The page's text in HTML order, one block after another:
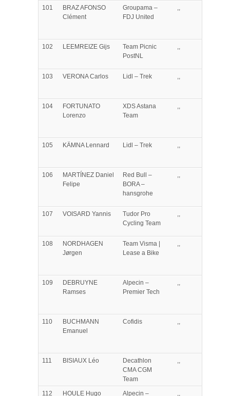
101
BRAZ AFONSO
Clément
Groupama –
FDJ United
,,
102 LEEMREIZE Gijs
Team Picnic
PostNL
,,
103 VERONACarlos Lidl – Trek ,,
104
FORTUNATO
Lorenzo
XDS Astana
Team
,,
105 KÄMNALennard Lidl – Trek ,,
106 MARTÍNEZ Daniel
Felipe
Red Bull –
BORA –
hansgrohe
,,
107 VOISARD Yannis
Tudor Pro
Cycling Team
,,
108
NORDHAGEN
Jørgen
Team Visma |
Lease a Bike
,,
109
DEBRUYNE
Ramses
Alpecin –
Premier Tech
,,
110
BUCHMANN
Emanuel
Cofidis ,,
111 BISIAUX Léo
Decathlon
CMA CGM
Team
,,
112 HOULE Hugo
Alpecin –
,,